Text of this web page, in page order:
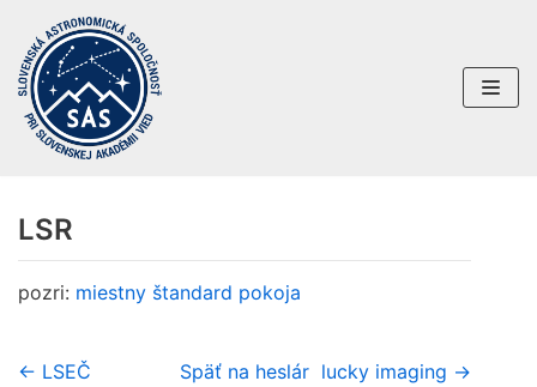
Preskočiť
na
obsah
LSR
pozri: miestny štandard pokoja
← LSEČ Späť na heslár lucky imaging →